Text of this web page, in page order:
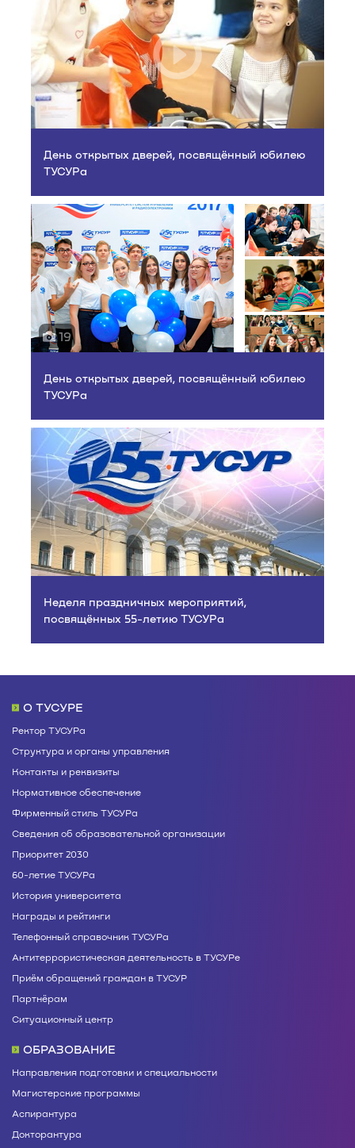
День открытых дверей, посвящённый юбилею
ТУСУРа
День открытых дверей, посвящённый юбилею
ТУСУРа
19
Неделя праздничных мероприятий,
посвящённых 55-летию ТУСУРа
О ТУСУРЕ
Ректор ТУСУРа
Структура и органы управления
Контакты и реквизиты
Нормативное обеспечение
Фирменный стиль ТУСУРа
Сведения об образовательной организации
Приоритет 2030
60-летие ТУСУРа
История университета
Награды и рейтинги
Телефонный справочник ТУСУРа
Антитеррористическая деятельность в ТУСУРе
Приём обращений граждан в ТУСУР
Партнёрам
Ситуационный центр
ОБРАЗОВАНИЕ
Направления подготовки и специальности
Магистерские программы
Аспирантура
Докторантура